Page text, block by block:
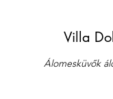
Villa
Álomesküvők